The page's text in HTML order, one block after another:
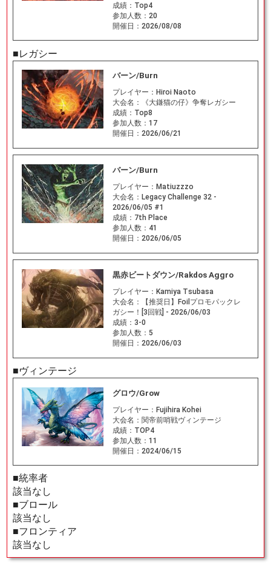
成績： Top4
参加人数： 20
開催日： 2026/08/08
■レガシー
バーン/Burn
プレイヤー： Hiroi Naoto
大会名：
《大鎌猫の仔》争奪レガシー
成績： Top8
参加人数： 17
開催日： 2026/06/21
バーン/Burn
プレイヤー： Matiuzzzo
大会名： Legacy Challenge 32 -
2026/06/05 #1
成績： 7th Place
参加人数： 41
開催日： 2026/06/05
黒赤ビートダウン/Rakdos Aggro
プレイヤー： Kamiya Tsubasa
大会名：
【推奨日】Foilプロモパックレ
ガシー！[3回戦] - 2026/06/03
成績： 3-0
参加人数： 5
開催日： 2026/06/03
■ヴィンテージ
グロウ/Grow
プレイヤー： Fujihira Kohei
大会名： 関帝前哨戦ヴィンテージ
成績： TOP4
参加人数： 11
開催日： 2024/06/15
■統率者
該当なし
■ブロール
該当なし
■フロンティア
該当なし